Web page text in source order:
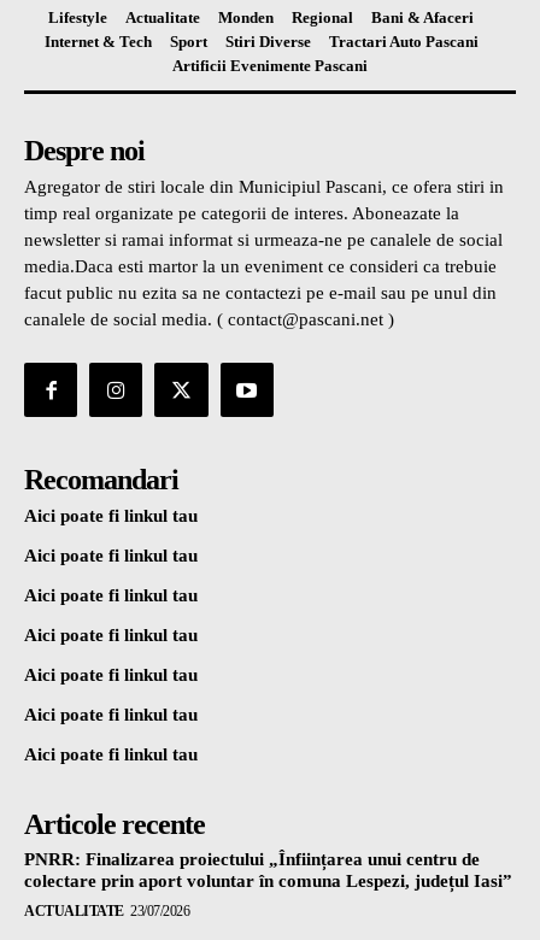
Lifestyle Actualitate Monden Regional
Bani & Afaceri
Internet & Tech
Sport Stiri Diverse
Tractari Auto Pascani
Artificii Evenimente Pascani
Despre noi
Agregator de stiri locale din Municipiul Pascani, ce ofera stiri in
timp real organizate pe categorii de interes. Aboneazate la
newsletter si ramai informat si urmeaza-ne pe canalele de social
media.Daca esti martor la un eveniment ce consideri ca trebuie
facut public nu ezita sa ne contactezi pe e-mail sau pe unul din
canalele de social media. ( contact@pascani.net )
Recomandari
Aici poate fi linkul tau
Aici poate fi linkul tau
Aici poate fi linkul tau
Aici poate fi linkul tau
Aici poate fi linkul tau
Aici poate fi linkul tau
Aici poate fi linkul tau
Articole recente
PNRR: Finalizarea proiectului „Înființarea unui centru de
colectare prin aport voluntar în comuna Lespezi, județul Iasi”
ACTUALITATE 23/07/2026